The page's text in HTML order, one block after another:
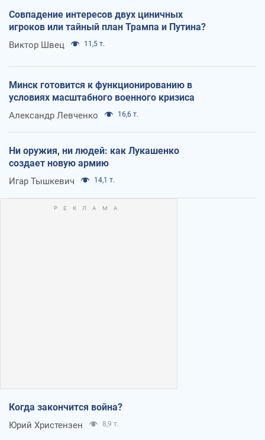
Совпадение интересов двух циничных
игроков или тайный план Трампа и Путина?
Виктор Швец 11,5 т.
Минск готовится к функционированию в
условиях масштабного военного кризиса
Александр Левченко 16,6 т.
Ни оружия, ни людей: как Лукашенко
создает новую армию
Игар Тышкевич 14,1 т.
Когда закончится война?
Юрий Христензен 8,9 т.